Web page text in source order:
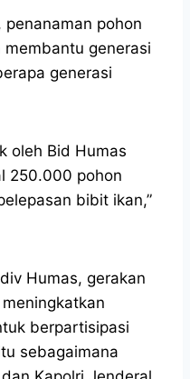
pohon
generasi
generasi
oleh Bid Humas
250.000 pohon
bibit ikan,”
Humas, gerakan
berpartisipasi
sebagaimana